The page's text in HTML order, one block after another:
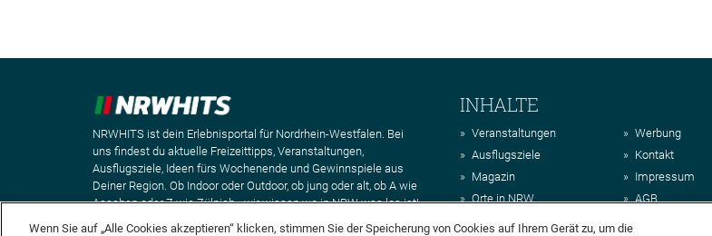
NRWHITS ist dein Erlebnisportal für Nordrhein-Westfalen. Bei
uns findest du aktuelle Freizeittipps, Veranstaltungen,
Ausflugsziele, Ideen fürs Wochenende und Gewinnspiele aus
Deiner Region. Ob Indoor oder Outdoor, ob jung oder alt, ob A wie
Aaachen oder Z wie Zülpich - wir wissen wo in NRW was los ist!
INHALTE
Veranstaltungen
Ausflugsziele
Magazin
Orte in NRW
Regionen in NRW
Werbung
Kontakt
Impressum
AGB
Wenn Sie auf „Alle Cookies akzeptieren“ klicken, stimmen Sie der Speicherung von Cookies auf Ihrem Gerät zu, um die